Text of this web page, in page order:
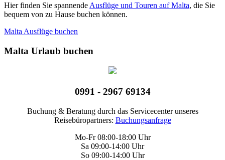
Hier finden Sie spannende Ausflüge und Touren auf Malta, die Sie
bequem von zu Hause buchen können.
Malta Ausflüge buchen
Malta Urlaub buchen
0991 - 2967 69134
Buchung & Beratung durch das Servicecenter unseres
Reisebüropartners: Buchungsanfrage
Mo-Fr 08:00-18:00 Uhr
Sa 09:00-14:00 Uhr
So 09:00-14:00 Uhr